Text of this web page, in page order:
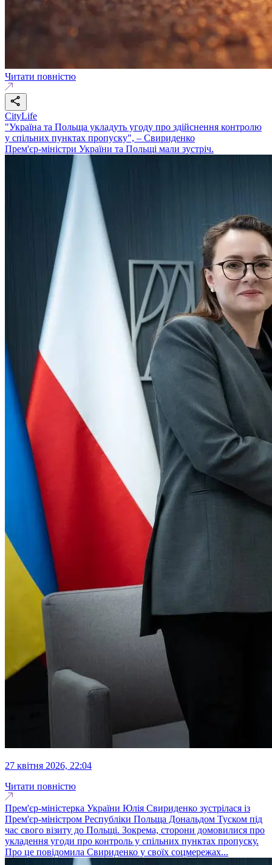
Читати повністю
CityLife
"Україна та Польща укладуть угоду про здійснення контролю
у спільних пунктах пропуску", – Свириденко
Прем'єр-міністри України та Польщі мали зустріч.
27 квітня 2026, 22:04
Читати повністю
Прем'єр-міністерка України Юлія Свириденко зустрілася із
Прем'єр-міністром Республіки Польща Дональдом Туском під
час свого візиту до Польщі. Зокрема, сторони домовилися про
укладення угоди про контроль у спільних пунктах пропуску.
Про це повідомила Свириденко у своїх соцмережах...